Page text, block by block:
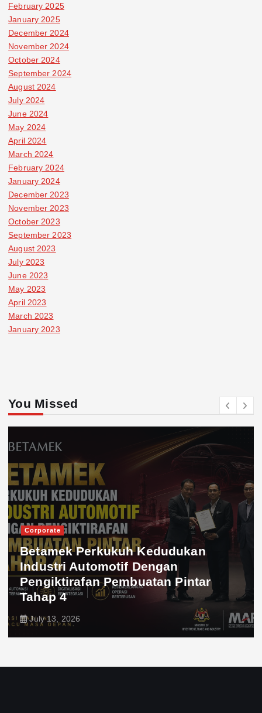
February 2025
January 2025
December 2024
November 2024
October 2024
September 2024
August 2024
July 2024
June 2024
May 2024
April 2024
March 2024
February 2024
January 2024
December 2023
November 2023
October 2023
September 2023
August 2023
July 2023
June 2023
May 2023
April 2023
March 2023
January 2023
You Missed
Corporate
Betamek Perkukuh Kedudukan
Industri Automotif Dengan
Pengiktirafan Pembuatan Pintar
Tahap 4
July 13, 2026